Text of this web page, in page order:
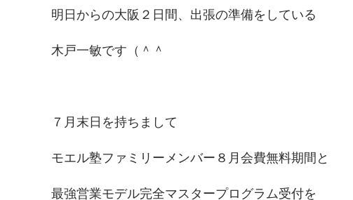
明日からの大阪２日間、出張の準備をしている
木戸一敏です（＾＾
７月末日を持ちまして
モエル塾ファミリーメンバー８月会費無料期間と
最強営業モデル完全マスタープログラム受付を